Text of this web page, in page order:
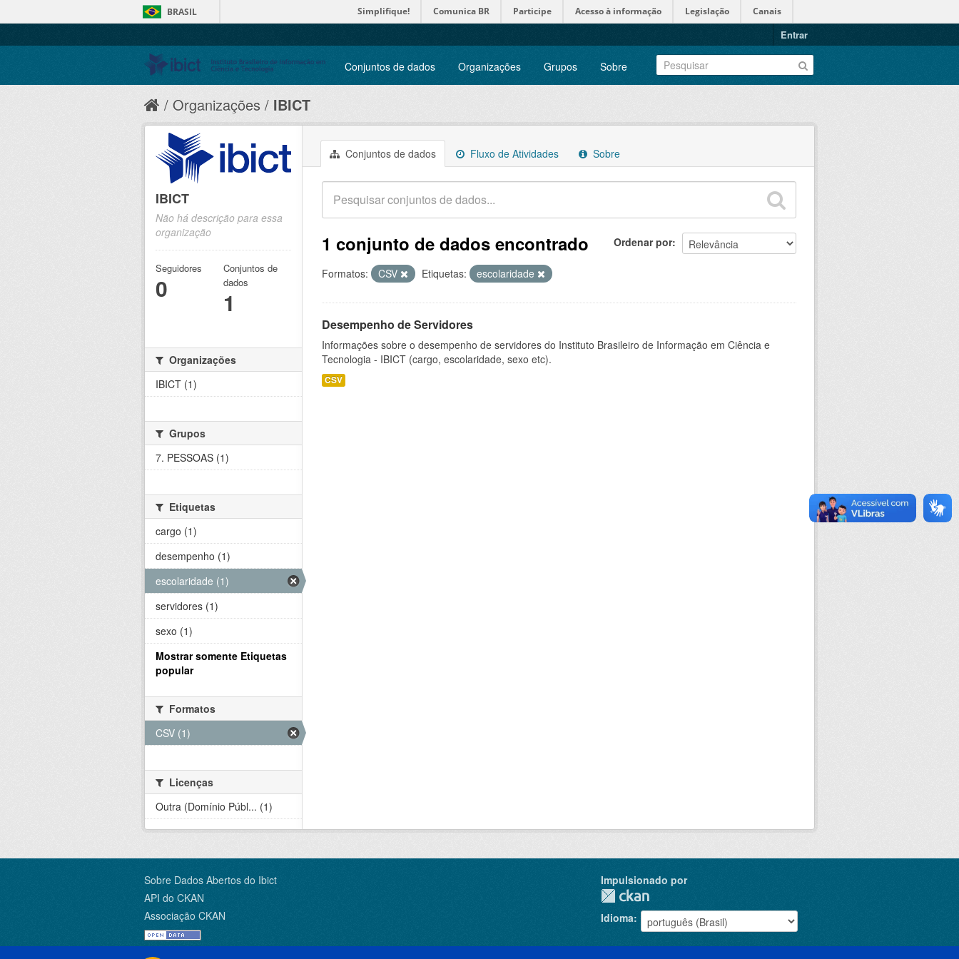
BRASIL Simplifique! Comunica BR Participe Acesso à informação Legislação Canais
Entrar
Conjuntos de dados Organizações Grupos Sobre
Organizações IBICT
Conjuntos de dados Fluxo de Atividades Sobre
Ordenar por
1 conjunto de dados encontrado
Formatos: CSV Etiquetas: escolaridade
Desempenho de Servidores
Informações sobre o desempenho de servidores do Instituto Brasileiro de Informação em Ciência e
Tecnologia - IBICT (cargo, escolaridade, sexo etc).
CSV
IBICT
Não há descrição para essa
organização
Seguidores
0
Conjuntos de
dados
1
Organizações
IBICT (1)
Grupos
7. PESSOAS (1)
Etiquetas
cargo (1)
desempenho (1)
escolaridade (1)
servidores (1)
sexo (1)
Mostrar somente Etiquetas
popular
Formatos
CSV (1)
Licenças
Outra (Domínio Públ... (1)
Sobre Dados Abertos do Ibict
API do CKAN
Associação CKAN
Impulsionado por
Idioma